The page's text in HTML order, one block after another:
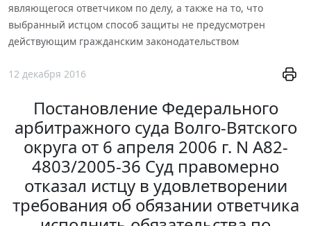
являющегося ответчиком по делу, а также на то, что
выбранный истцом способ защиты не предусмотрен
действующим гражданским законодательством
12 декабря 2016
Постановление Федерального
арбитражного суда Волго-Вятского
округа от 6 апреля 2006 г. N А82-
4803/2005-36 Суд правомерно
отказал истцу в удовлетворении
требования об обязании ответчика